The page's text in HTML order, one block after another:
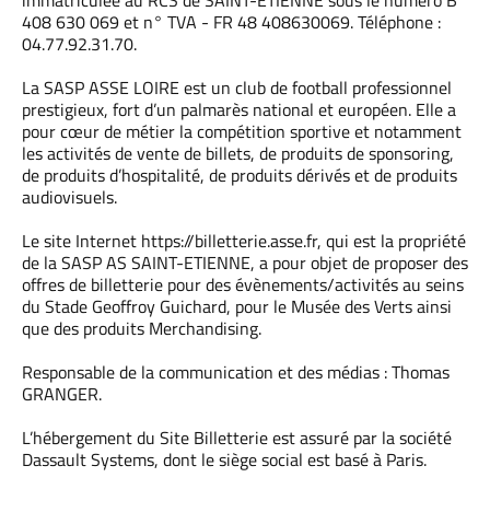
408 630 069 et n° TVA - FR 48 408630069. Téléphone :
04.77.92.31.70.
La SASP ASSE LOIRE est un club de football professionnel
prestigieux, fort d’un palmarès national et européen. Elle a
pour cœur de métier la compétition sportive et notamment
les activités de vente de billets, de produits de sponsoring,
de produits d’hospitalité, de produits dérivés et de produits
audiovisuels.
Le site Internet https://billetterie.asse.fr, qui est la propriété
de la SASP AS SAINT-ETIENNE, a pour objet de proposer des
offres de billetterie pour des évènements/activités au seins
du Stade Geoffroy Guichard, pour le Musée des Verts ainsi
que des produits Merchandising.
Responsable de la communication et des médias : Thomas
GRANGER.
L’hébergement du Site Billetterie est assuré par la société
Dassault Systems, dont le siège social est basé à Paris.